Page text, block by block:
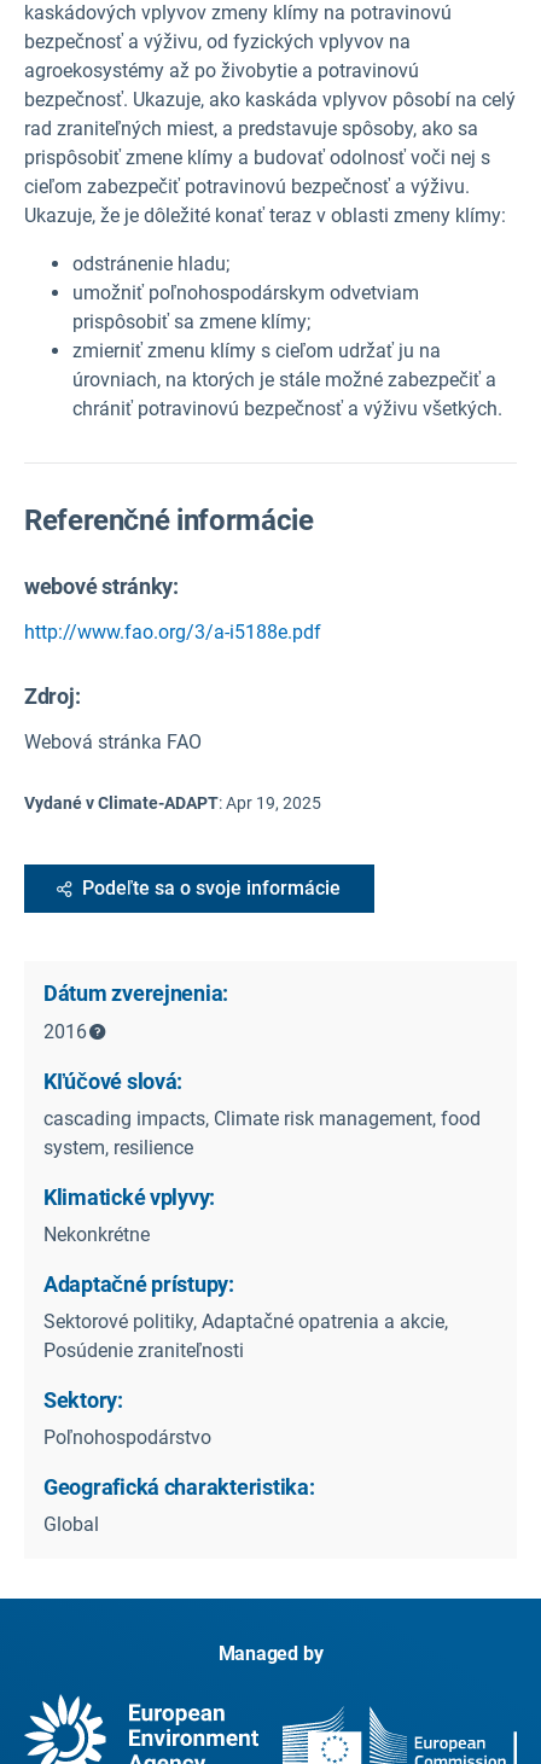
kaskádových vplyvov zmeny klímy na potravinovú
bezpečnosť a výživu, od fyzických vplyvov na
agroekosystémy až po živobytie a potravinovú
bezpečnosť. Ukazuje, ako kaskáda vplyvov pôsobí na celý
rad zraniteľných miest, a predstavuje spôsoby, ako sa
prispôsobiť zmene klímy a budovať odolnosť voči nej s
cieľom zabezpečiť potravinovú bezpečnosť a výživu.
Ukazuje, že je dôležité konať teraz v oblasti zmeny klímy:
odstránenie hladu;
umožniť poľnohospodárskym odvetviam
prispôsobiť sa zmene klímy;
zmierniť zmenu klímy s cieľom udržať ju na
úrovniach, na ktorých je stále možné zabezpečiť a
chrániť potravinovú bezpečnosť a výživu všetkých.
Referenčné informácie
webové stránky:
http://www.fao.org/3/a-i5188e.pdf
Zdroj:
Webová stránka FAO
Vydané v Climate-ADAPT:Apr 19, 2025
Podeľte sa o svoje informácie
Dátum zverejnenia:
2016
Kľúčové slová:
cascading impacts, Climate risk management, food
system, resilience
Klimatické vplyvy:
Nekonkrétne
Adaptačné prístupy:
Sektorové politiky, Adaptačné opatrenia a akcie,
Posúdenie zraniteľnosti
Sektory:
Poľnohospodárstvo
Geografická charakteristika:
Global
Managed by